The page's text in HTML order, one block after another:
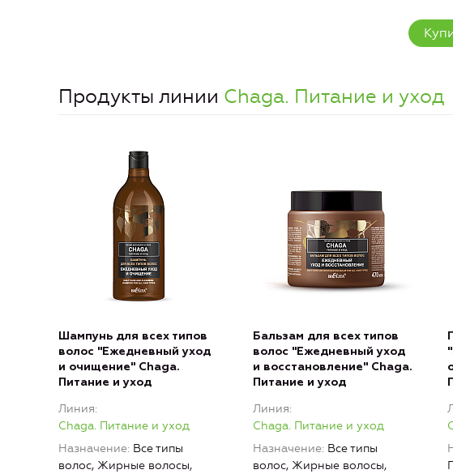
Продукты линии Chaga. Питание и уход
Шампунь для всех типов
волос "Ежедневный уход
и очищение" Chaga.
Питание и уход
Линия
Chaga. Питание и уход
Назначение Все типы
волос, Жирные волосы,
Бальзам для всех типов
волос "Ежедневный уход
и восстановление" Chaga.
Питание и уход
Линия
Chaga. Питание и уход
Назначение Все типы
волос, Жирные волосы,